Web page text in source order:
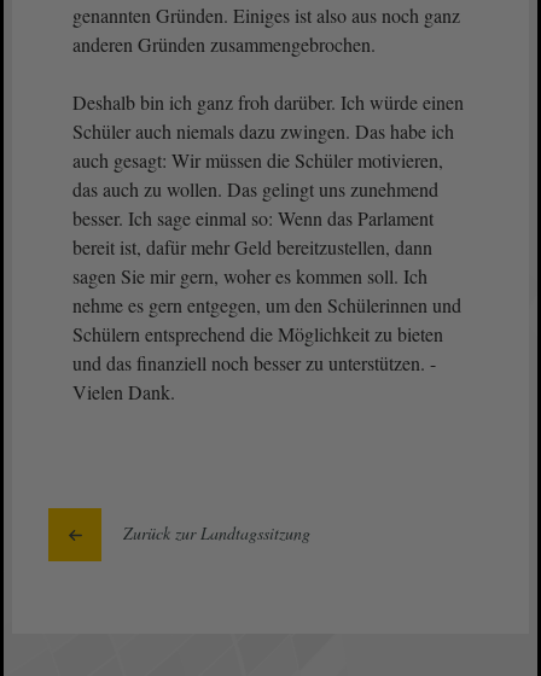
genannten Gründen. Einiges ist also aus noch ganz
anderen Gründen zusammengebrochen.
Deshalb bin ich ganz froh darüber. Ich würde einen
Schüler auch niemals dazu zwingen. Das habe ich
auch gesagt: Wir müssen die Schüler motivieren,
das auch zu wollen. Das gelingt uns zunehmend
besser. Ich sage einmal so: Wenn das Parlament
bereit ist, dafür mehr Geld bereitzustellen, dann
sagen Sie mir gern, woher es kommen soll. Ich
nehme es gern entgegen, um den Schülerinnen und
Schülern entsprechend die Möglichkeit zu bieten
und das finanziell noch besser zu unterstützen. -
Vielen Dank.
Zurück zur Landtagssitzung